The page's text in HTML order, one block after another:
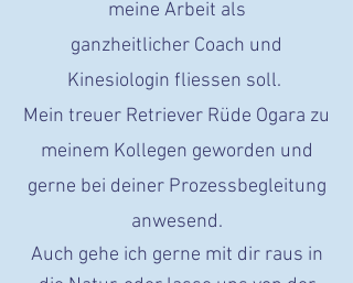
meine Arbeit als
ganzheitlicher Coach und
Kinesiologin fliessen soll.
Mein treuer Retriever Rüde Ogara zu
meinem Kollegen geworden und
gerne bei deiner Prozessbegleitung
anwesend.
Auch gehe ich gerne mit dir raus in